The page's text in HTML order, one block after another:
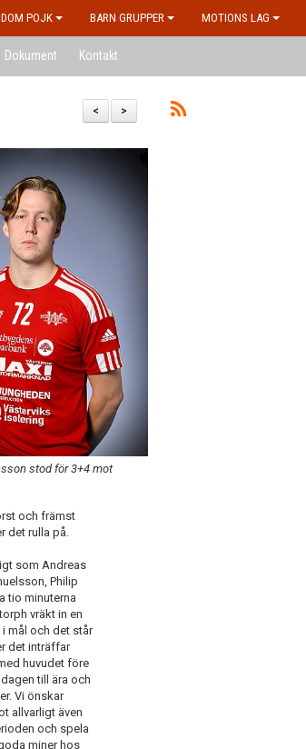
POJK BARN GRUPPER MOTIONS LAG
Dokument Kontakt
>
<
stod för 3+4 mot
och främst
det rulla på.
som Andreas
Philip
tio minuterna
vräkt in en
mål och det står
det inträffar
huvudet före
till ära och
Vi önskar
allvarligt även
och spela
miner hos